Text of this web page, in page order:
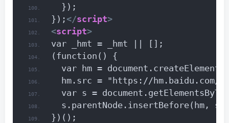
  });
}); </script>
<script>
var _hmt = _hmt || [];
(function() {
var hm =
hm.src = "https://hm.baidu.com/
var s =
s.parentNode.insertBefore(hm,
})();